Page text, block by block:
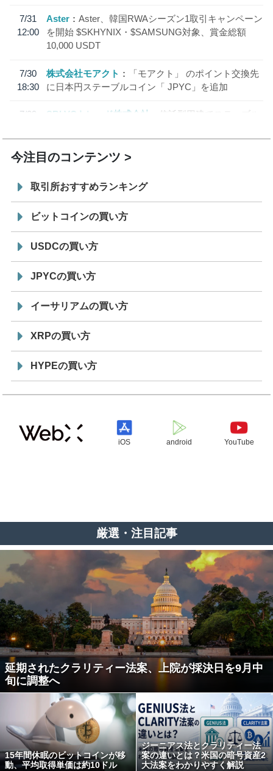
7/31
12:00
Aster
Aster、韓国RWAシーズン1取引キャンペーン
を開始 $SKHYNIX・$SAMSUNG対象、賞金総額
10,000 USDT
7/30
18:30
株式会社モアクト
「モアクト」 のポイント交換先
に日本円ステーブルコイン「 JPYC」を追加
7/29
SBI VCトレード株式会社
信託型円建てステーブル
今注目のコンテンツ
取引所おすすめランキング
ビットコインの買い方
USDCの買い方
JPYCの買い方
イーサリアムの買い方
XRPの買い方
HYPEの買い方
iOS android YouTube
厳選・注目記事
延期されたクラリティー法案、上院が採決日を9月中
旬に調整へ
15年間休眠のビットコインが移
動、平均取得単価は約10ドル
ジーニアス法とクラリティー法
案の違いとは？米国の暗号資産2
大法案をわかりやすく解説